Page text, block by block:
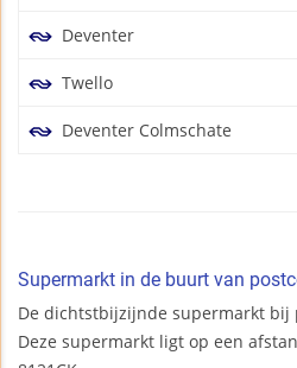
Deventer
Twello
Deventer Colmschate
Supermarkt in de buurt van
De dichtstbijzijnde supermarkt bij
Deze supermarkt ligt op een